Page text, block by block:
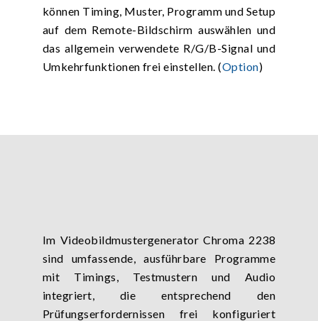
können Timing, Muster, Programm und Setup
auf dem Remote-Bildschirm auswählen und
das allgemein verwendete R/G/B-Signal und
Umkehrfunktionen frei einstellen. (Option)
Im Videobildmustergenerator Chroma 2238
sind umfassende, ausführbare Programme
mit Timings, Testmustern und Audio
integriert, die entsprechend den
Prüfungserfordernissen frei konfiguriert